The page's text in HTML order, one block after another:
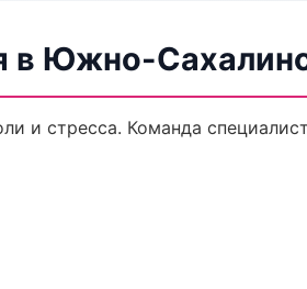
в Южно-
и стресса. Команда